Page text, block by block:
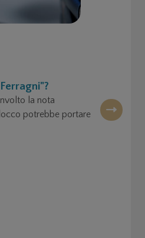
la nota
potrebbe portare
donazioni